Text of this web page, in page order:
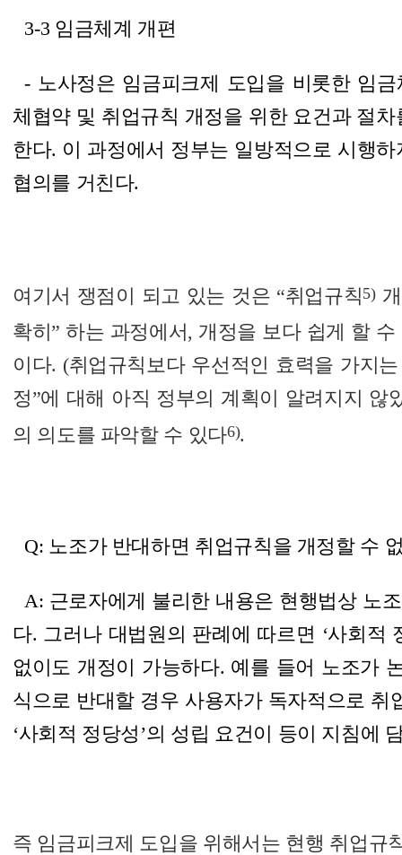
3-3 임금체계 개편
- 노사정은 임금피크제 도입을 비롯한 임
체협약 및 취업규칙 개정을 위한 요건과 절차
한다. 이 과정에서 정부는 일방적으로 시행
협의를 거친다.
여기서 쟁점이 되고 있는 것은 “취업규칙5)개
확히” 하는 과정에서, 개정을 보다 쉽게 할
이다. (취업규칙보다 우선적인 효력을 가지
정”에 대해 아직 정부의 계획이 알려지지 않
의 의도를 파악할 수 있다6).
Q: 노조가 반대하면 취업규칙을 개정할 수
A: 근로자에게 불리한 내용은 현행법상 노
다. 그러나 대법원의 판례에 따르면 ‘사회적
없이도 개정이 가능하다. 예를 들어 노조가
식으로 반대할 경우 사용자가 독자적으로 취
‘사회적 정당성’의 성립 요건이 등이 지침에
즉 임금피크제 도입을 위해서는 현행 취업규